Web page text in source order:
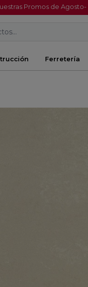
Promos de Agosto-
Ferretería